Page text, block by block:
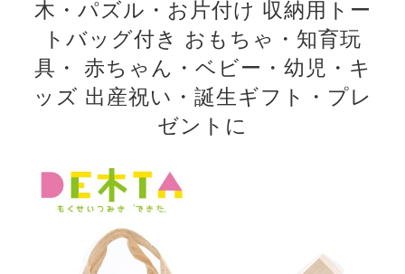
木・パズル・お片付け 収納用トー
トバッグ付き おもちゃ・知育玩
具・ 赤ちゃん・ベビー・幼児・キ
ッズ 出産祝い・誕生ギフト・プレ
ゼントに